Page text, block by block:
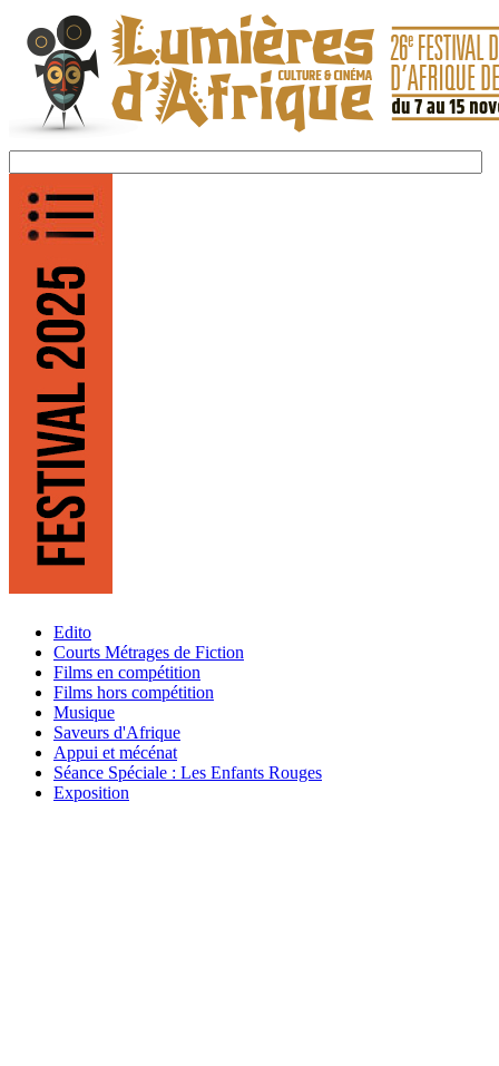
Edito
Courts Métrages de Fiction
Films en compétition
Films hors compétition
Musique
Saveurs d'Afrique
Appui et mécénat
Séance Spéciale : Les Enfants Rouges
Exposition